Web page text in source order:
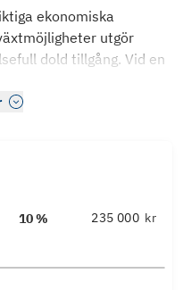
ekonomiska
utgör
dold tillgång. Vid en
10 % kr